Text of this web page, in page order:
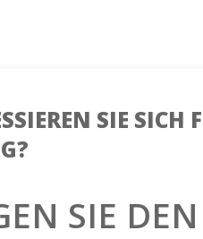
SIE SICH
SIE